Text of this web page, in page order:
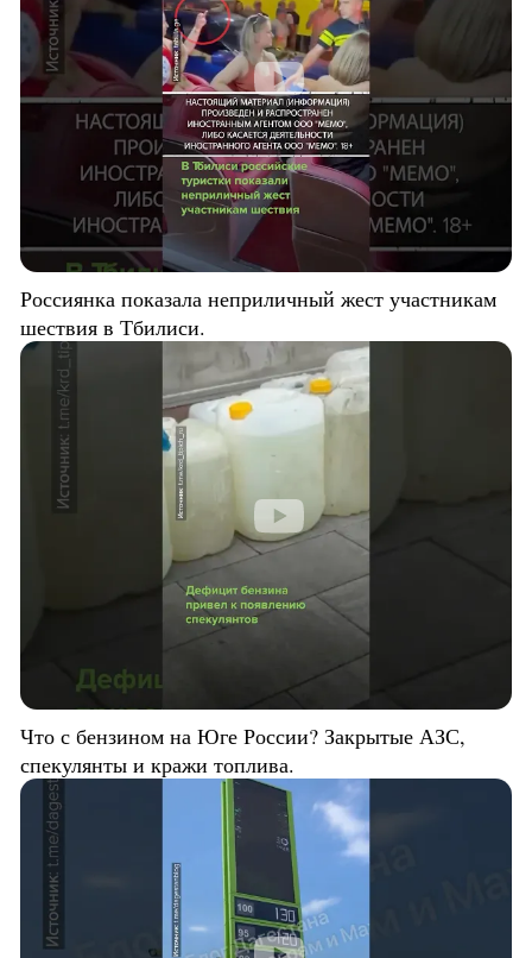
Россиянка показала неприличный жест участникам
шествия в Тбилиси.
Что с бензином на Юге России? Закрытые АЗС,
спекулянты и кражи топлива.